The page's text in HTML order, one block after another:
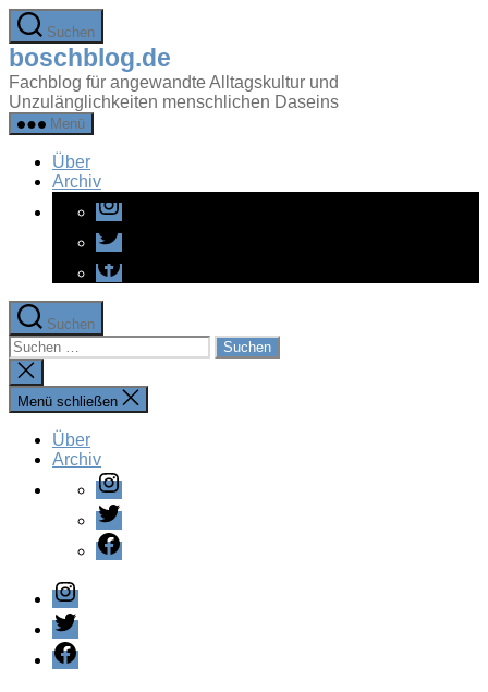
Zum
Inhalt
springen
Suchen
boschblog.de
Fachblog für angewandte Alltagskultur und
Unzulänglichkeiten menschlichen Daseins
Menü
Über
Archiv
Instagram
Twitter
Facebook
Suchen
Suchen
nach:
Suche
schließen
Menü schließen
Über
Archiv
Instagram
Twitter
Facebook
Instagram
Twitter
Facebook